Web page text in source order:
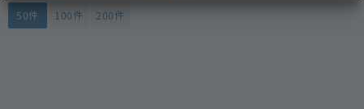
50件 100件 200件